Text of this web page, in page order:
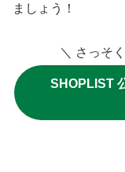
ましょう！
＼ さっそ
SHOPLIST